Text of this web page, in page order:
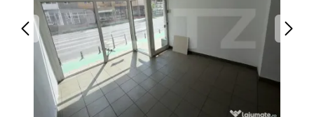
Servicii
Animale de companie
Afaceri și echipamente profesionale
Inchiriere Bunuri si Vehicule
Utilaje agricole si industriale
Piese auto si accesorii
Dacia Duster